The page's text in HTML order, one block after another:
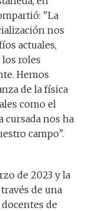
"La
nos
actuales,
los roles
Hemos
de la física
como el
cursada nos ha
campo".
de 2023 y la
de una
de